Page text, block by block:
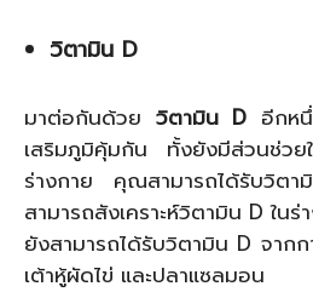
วิตามิน D
มาต่อกันด้วย วิตามิน D อีกห
เสริมภูมิคุ้มกัน ทั้งยังมีส่วนช่วย
ร่างกาย คุณสามารถได้รับวิต
สามารถสังเคราะห์วิตามิน D ใน
ยังสามารถได้รับวิตามิน D จากก
เต้าหู้ผัดไข่ และปลาแซลมอน